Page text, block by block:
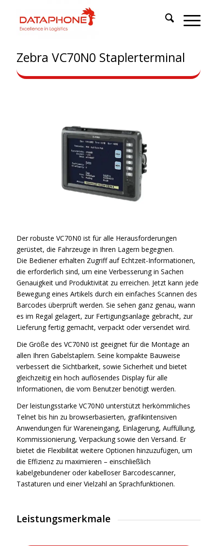
Zebra VC70N0 Staplerterminal
Der robuste VC70N0 ist für alle Herausforderungen
gerüstet, die Fahrzeuge in Ihren Lagern begegnen.
Die Bediener erhalten Zugriff auf Echtzeit-Informationen,
die erforderlich sind, um eine Verbesserung in Sachen
Genauigkeit und Produktivität zu erreichen. Jetzt kann jede
Bewegung eines Artikels durch ein einfaches Scannen des
Barcodes überprüft werden. Sie sehen ganz genau, wann
es im Regal gelagert, zur Fertigungsanlage gebracht, zur
Lieferung fertig gemacht, verpackt oder versendet wird.
Die Größe des VC70N0 ist geeignet für die Montage an
allen Ihren Gabelstaplern. Seine kompakte Bauweise
verbessert die Sichtbarkeit, sowie Sicherheit und bietet
gleichzeitig ein hoch auflösendes Display für alle
Informationen, die vom Benutzer benötigt werden.
Der leistungsstarke VC70N0 unterstützt herkömmliches
Telnet bis hin zu browserbasierten, grafikintensiven
Anwendungen für Wareneingang, Einlagerung, Auffüllung,
Kommissionierung, Verpackung sowie den Versand. Er
bietet die Flexibilität weitere Optionen hinzuzufügen, um
die Effizienz zu maximieren – einschließlich
kabelgebundener oder kabelloser Barcodescanner,
Tastaturen und einer Vielzahl an Sprachfunktionen.
Leistungsmerkmale